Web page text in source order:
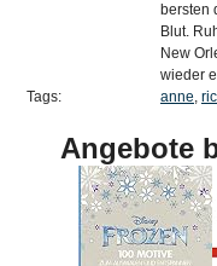
bersten
Blut.
New
wieder
Tags:
anne,
Angebote